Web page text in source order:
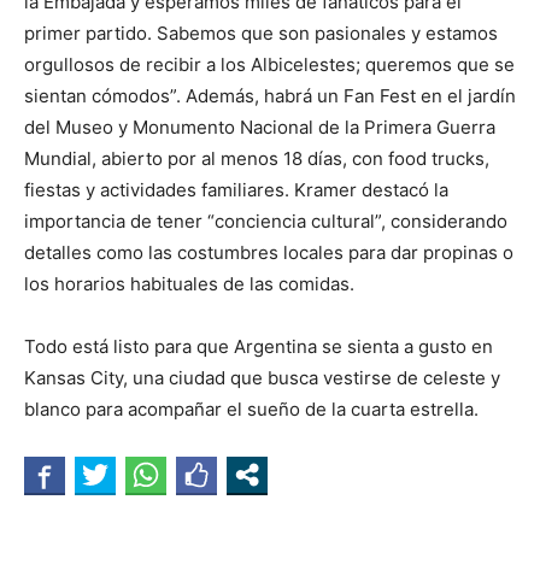
primer partido. Sabemos que son pasionales y estamos
orgullosos de recibir a los Albicelestes; queremos que se
sientan cómodos”. Además, habrá un Fan Fest en el jardín
del Museo y Monumento Nacional de la Primera Guerra
Mundial, abierto por al menos 18 días, con food trucks,
fiestas y actividades familiares. Kramer destacó la
importancia de tener “conciencia cultural”, considerando
detalles como las costumbres locales para dar propinas o
los horarios habituales de las comidas.
Todo está listo para que Argentina se sienta a gusto en
Kansas City, una ciudad que busca vestirse de celeste y
blanco para acompañar el sueño de la cuarta estrella.